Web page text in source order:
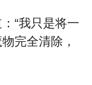
“我只是将一
完全清除，